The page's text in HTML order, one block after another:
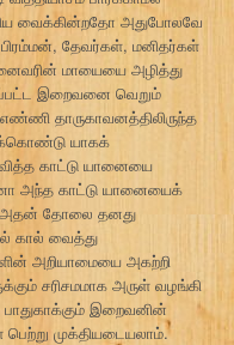
வைக்கின்றதோ அதுபோலவே
தேவர்கள், மனிதர்கள்
மாயையை அழித்து
இறைவனை வெறும்
எண்ணி தாருகாவனத்திலிருந்த
யாகக்
காட்டு யானையை
அந்த காட்டு யானையைக்
அதன் தோலை தனது
கால் வைத்து
அறியாமையை அகற்றி
சரிசமமாக அருள் வழங்கி
இறைவனின்
முக்தியடையலாம்.